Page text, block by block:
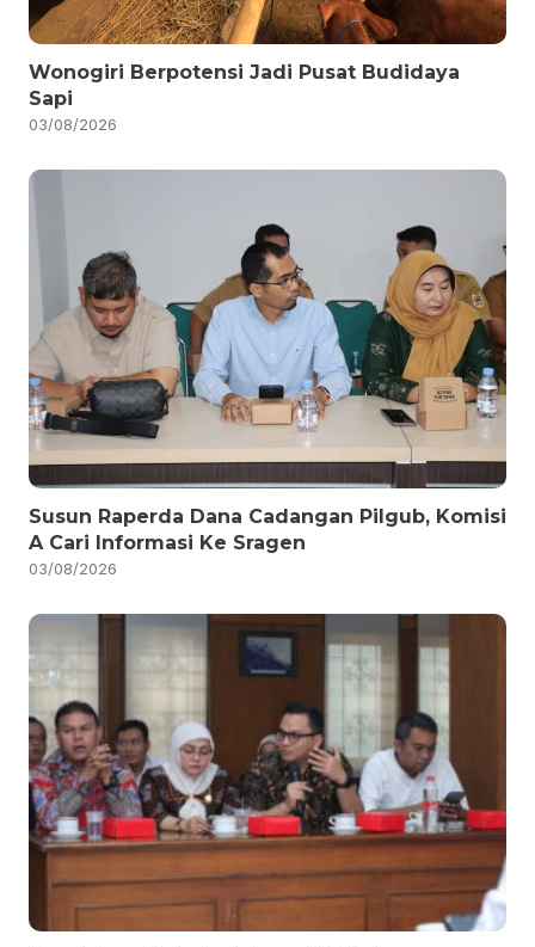
Wonogiri Berpotensi Jadi Pusat Budidaya
Sapi
03/08/2026
Susun Raperda Dana Cadangan Pilgub, Komisi
A Cari Informasi Ke Sragen
03/08/2026